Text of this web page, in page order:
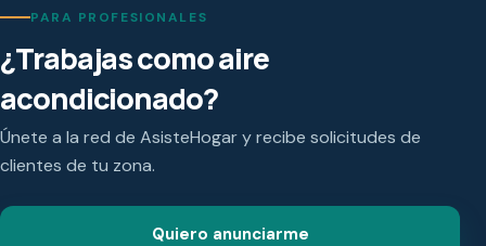
PARA PROFESIONALES
¿Trabajas como aire
acondicionado?
Únete a la red de AsisteHogar y recibe solicitudes de
clientes de tu zona.
Quiero anunciarme